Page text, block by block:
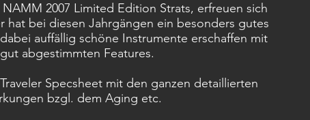
2007 Limited Edition Strats, erfreuen sich
hat bei diesen Jahrgängen ein besonders gutes
auffällig schöne Instrumente erschaffen mit
abgestimmten Features.
Specsheet mit den ganzen detaillierten
bzgl. dem Aging etc.